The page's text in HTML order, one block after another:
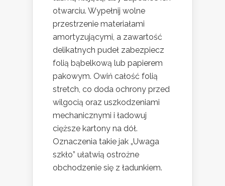
otwarciu. Wypełnij wolne
przestrzenie materiałami
amortyzującymi, a zawartość
delikatnych pudeł zabezpiecz
folią bąbelkową lub papierem
pakowym. Owiń całość folią
stretch, co doda ochrony przed
wilgocią oraz uszkodzeniami
mechanicznymi i ładowuj
cięższe kartony na dół.
Oznaczenia takie jak „Uwaga
szkło” ułatwią ostrożne
obchodzenie się z ładunkiem.